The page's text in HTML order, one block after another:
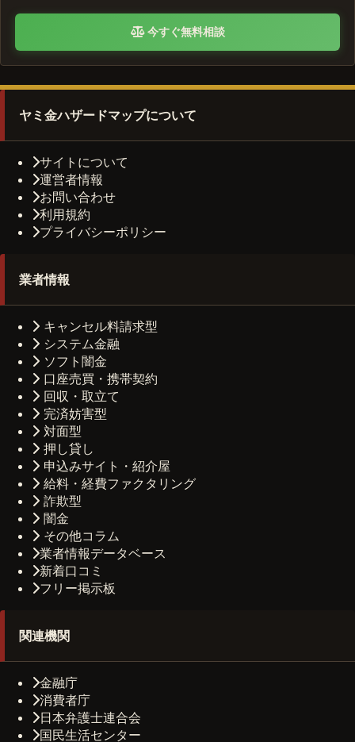
今すぐ無料相談
ヤミ金ハザードマップについて
サイトについて
運営者情報
お問い合わせ
利用規約
プライバシーポリシー
業者情報
キャンセル料請求型
システム金融
ソフト闇金
口座売買・携帯契約
回収・取立て
完済妨害型
対面型
押し貸し
申込みサイト・紹介屋
給料・経費ファクタリング
詐欺型
闇金
その他コラム
業者情報データベース
新着口コミ
フリー掲示板
関連機関
金融庁
消費者庁
日本弁護士連合会
国民生活センター